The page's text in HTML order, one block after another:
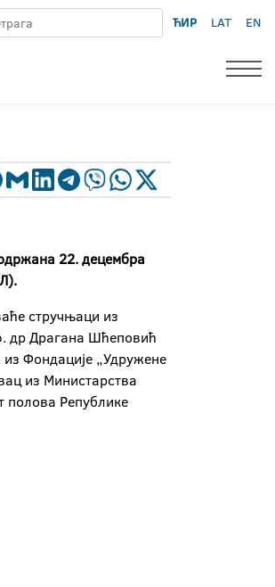
ЋИР LAT EN
22. децембра
стручњаци из
др Драгана Шћеповић
Фондације „Удружене
из Министарства
полова Републике